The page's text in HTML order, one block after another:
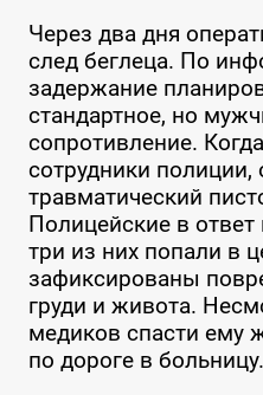
Через два дня
след беглеца. По
задержание
стандартное, но
сопротивление.
сотрудники полиции,
травматический
Полицейские в
три из них попали в
зафиксированы
груди и живота.
медиков спасти ему
по дороге в больницу.